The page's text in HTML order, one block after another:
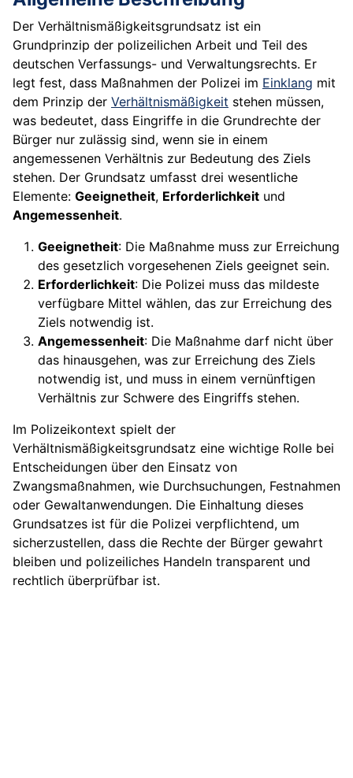
Der Verhältnismäßigkeitsgrundsatz ist ein
Grundprinzip der polizeilichen Arbeit und Teil des
deutschen Verfassungs- und Verwaltungsrechts. Er
legt fest, dass Maßnahmen der Polizei im Einklang mit
dem Prinzip der Verhältnismäßigkeit stehen müssen,
was bedeutet, dass Eingriffe in die Grundrechte der
Bürger nur zulässig sind, wenn sie in einem
angemessenen Verhältnis zur Bedeutung des Ziels
stehen. Der Grundsatz umfasst drei wesentliche
Elemente: Geeignetheit, Erforderlichkeit und
Angemessenheit.
Geeignetheit: Die Maßnahme muss zur Erreichung
des gesetzlich vorgesehenen Ziels geeignet sein.
Erforderlichkeit: Die Polizei muss das mildeste
verfügbare Mittel wählen, das zur Erreichung des
Ziels notwendig ist.
Angemessenheit: Die Maßnahme darf nicht über
das hinausgehen, was zur Erreichung des Ziels
notwendig ist, und muss in einem vernünftigen
Verhältnis zur Schwere des Eingriffs stehen.
Im Polizeikontext spielt der
Verhältnismäßigkeitsgrundsatz eine wichtige Rolle bei
Entscheidungen über den Einsatz von
Zwangsmaßnahmen, wie Durchsuchungen, Festnahmen
oder Gewaltanwendungen. Die Einhaltung dieses
Grundsatzes ist für die Polizei verpflichtend, um
sicherzustellen, dass die Rechte der Bürger gewahrt
bleiben und polizeiliches Handeln transparent und
rechtlich überprüfbar ist.